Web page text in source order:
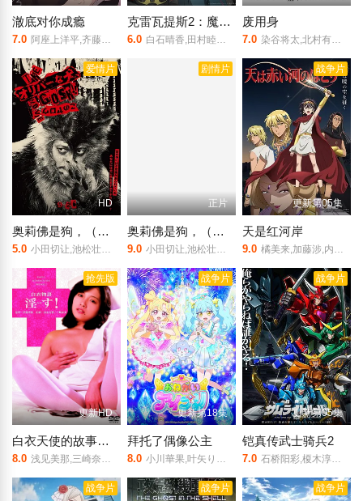
澈底对你成瘾
7.0 阿座上洋平,齐藤壮马
克雷瓦提斯2：魔兽之王与虚伪的勇者传承
6.0 白石晴香,田村睦心,中村悠一,黑田崇矢,潘惠美,杉田智和,会泽纱弥,黑泽朋世,关智一,梅田修一朗,菊池由莉奈,橘龙丸,铃木崚汰,峰田大梦,久野美咲,西山宏太朗,关根明良,佐野史郎
废用身
7.0 染谷将太,北村有起哉,泷内公美
爱情片
HD
奥莉佛是狗，（天哪！！）这家伙电影版
5.0 小田切让,池松壮亮,麻生久美子,本田翼,冈山天音,黑木华,铃木庆一,永濑正敏,佐藤浩市,岛田久作,宇野祥平,香椎由宇,吉冈里帆,鹿贺丈史,森川葵,菊地姬奈,高岛政宏,浦井梨广,深津绘里
剧情片
正片
奥莉佛是狗，（天哪！！）这家伙电影版
9.0 小田切让,池松壮亮,麻生久美子,本田翼,冈山天音,黑木华,铃木庆一,永濑正敏,佐藤浩市,岛田久作,宇野祥平,香椎由宇,吉冈里帆,鹿贺丈史,森川葵,菊地姬奈,高岛政宏,浦井梨广,深津绘里
战争片
更新第05集
天是红河岸
9.0 橘美来,加藤涉,内田彩,千叶翔也,前野智昭,游佐浩二,大野智敬,青木志贵,川井田夏海,松冈美里,石谷春贵,榎木淳弥,神尾晋一郎,鸟海浩辅,七海弘希
抢先版
更新HD
白衣天使的故事：下流的行为
8.0 浅见美那,三崎奈美,深見博,野上祐二
战争片
更新第18集
拜托了偶像公主
8.0 小川華果,叶矢りか,丸冈和佳奈,岡村明香,藤寺美德,铃木实里,大地叶,森久保祥太郎
战争片
更新第05集
铠真传武士骑兵2
7.0 石桥阳彩,榎木淳弥,村濑步,武内骏辅,熊谷健太郎,增田俊树,木下纱华,Lynn,下野纮,草尾毅,野岛裕史,置鲇龙太郎,佐佐木望,西村朋纮,小西克幸,佐藤拓也,鸟海浩辅,寺岛拓笃,杉田智和,天崎滉平,铃村健一,泽城千春,竹内良太,远藤大智,熊谷俊辉,坂本真绫,子安武人,前野智昭,远藤绫,白熊宽嗣
战争片 战争片 战争片